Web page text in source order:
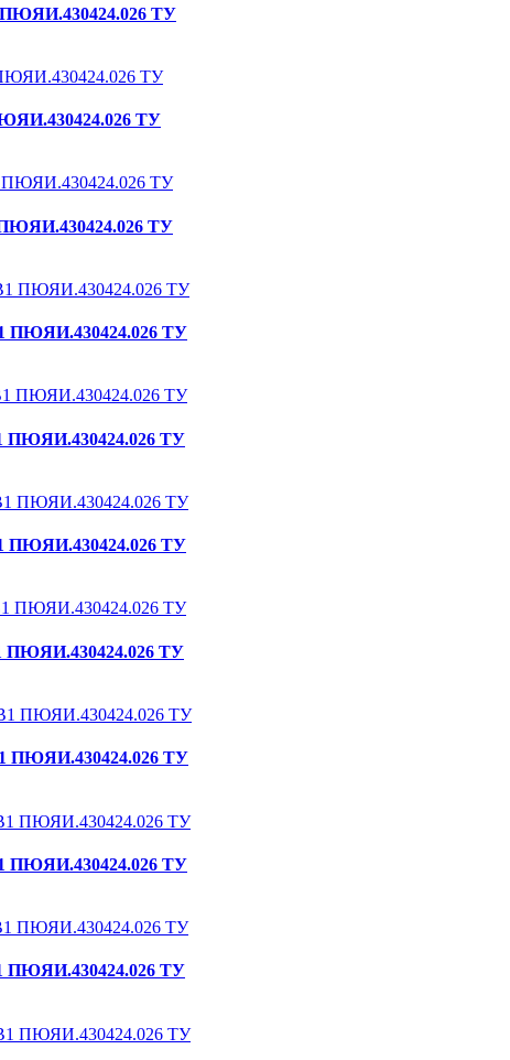
ТУ
ТУ
ТУ
ПЮЯИ.430424.026 ТУ
ТУ
ПЮЯИ.430424.026 ТУ
ТУ
ПЮЯИ.430424.026 ТУ
ПЮЯИ.430424.026 ТУ
ТУ